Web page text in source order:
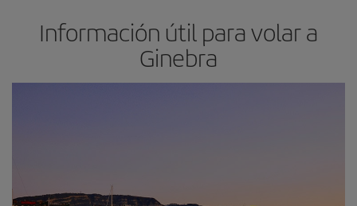
Información útil para volar a
Ginebra